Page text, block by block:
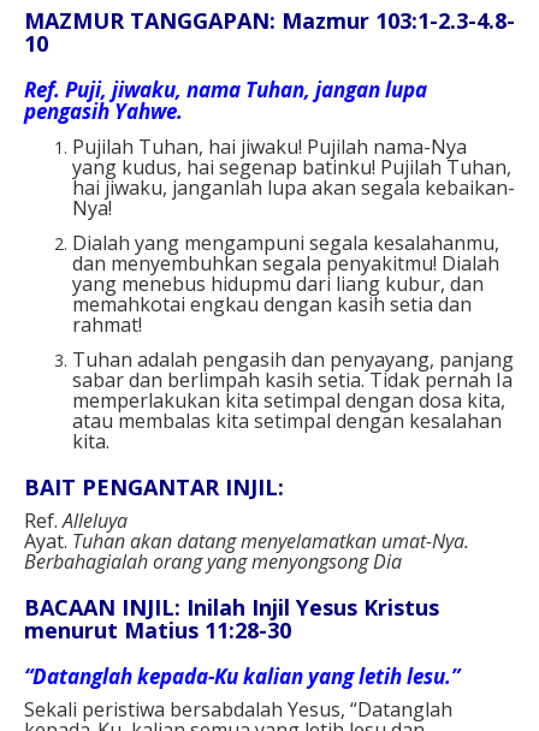
MAZMUR TANGGAPAN: Mazmur 103:1-2.3-4.8-
10
Ref. Puji, jiwaku, nama Tuhan, jangan lupa
pengasih Yahwe.
Pujilah Tuhan, hai jiwaku! Pujilah nama-Nya
yang kudus, hai segenap batinku! Pujilah Tuhan,
hai jiwaku, janganlah lupa akan segala kebaikan-
Nya!
Dialah yang mengampuni segala kesalahanmu,
dan menyembuhkan segala penyakitmu! Dialah
yang menebus hidupmu dari liang kubur, dan
memahkotai engkau dengan kasih setia dan
rahmat!
Tuhan adalah pengasih dan penyayang, panjang
sabar dan berlimpah kasih setia. Tidak pernah Ia
memperlakukan kita setimpal dengan dosa kita,
atau membalas kita setimpal dengan kesalahan
kita.
BAIT PENGANTAR INJIL:
Ref.Alleluya
Ayat. Tuhan akan datang menyelamatkan umat-Nya.
Berbahagialah orang yang menyongsong Dia
BACAAN INJIL: Inilah Injil Yesus Kristus
menurut Matius 11:28-30
“Datanglah kepada-Ku kalian yang letih lesu.”
Sekali peristiwa bersabdalah Yesus, “Datanglah